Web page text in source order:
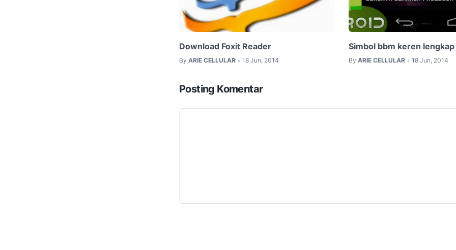
Download Foxit Reader
By ARIE CELLULAR • 18 Jun, 2014
Simbol bbm keren
By ARIE CELLULAR • 18 Jun, 2014
Posting Komentar